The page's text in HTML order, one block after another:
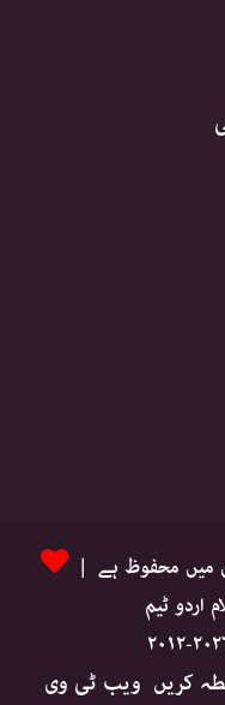
حق میں محفوظ ہے |
اردو ٹیم
کریں ویب ٹی وی